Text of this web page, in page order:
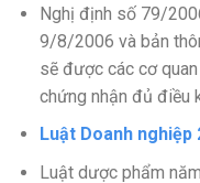
Nghị định số 79/
9/8/2006 và bản
sẽ được các cơ
chứng nhận đủ điều
Luật Doanh nghiệp
Luật dược phẩm